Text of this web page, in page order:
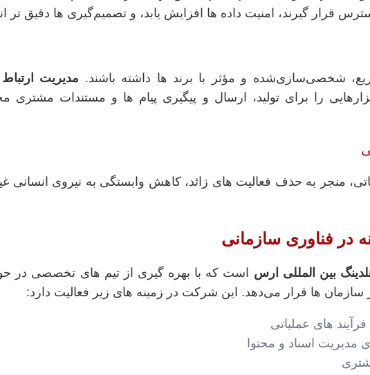
گیرند، امنیت داده‌ ها افزایش یابد، و تصمیم‌گیری‌ ها دقیق‌ تر
شخصی‌سازی‌شده و مؤثر با برند ها داشته باشند. مدیریت
را برای تولید، ارسال و پیگیری پیام‌ ها و مستندات مشتری‌
منجر به حذف فعالیت‌ های زائد، کاهش وابستگی به نیروی انسانی
بین‌ المللی ارس است که با بهره‌ گیری از تیم‌ های تخصصی در
سازمان‌ ها قرار می‌دهد. این شرکت در زمینه‌ های زیر فعالیت دارد:
های عملیاتی
مدیریت اسناد و محتوا